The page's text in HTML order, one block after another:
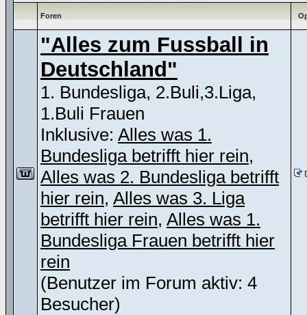
Foren
"Alles zum Fussball in
Deutschland"
1. Bundesliga, 2.Buli,3.Liga,
1.Buli Frauen
Inklusive: Alles was 1.
Bundesliga betrifft hier rein,
Alles was 2. Bundesliga betrifft
hier rein, Alles was 3. Liga
betrifft hier rein, Alles was 1.
Bundesliga Frauen betrifft hier
rein
(Benutzer im Forum aktiv: 4
Besucher)